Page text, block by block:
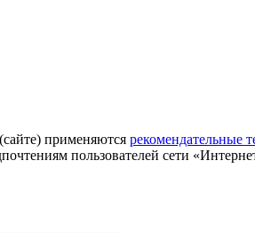
применяются рекомендательные
пользователей сети